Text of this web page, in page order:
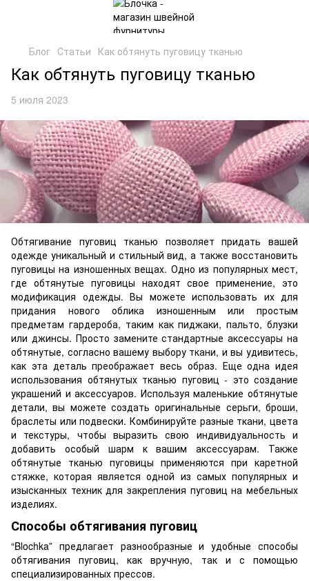
Блог Статьи Как обтянуть пуговицу тканью
Как обтянуть пуговицу тканью
5 июля 2023
Обтягивание пуговиц тканью позволяет придать вашей
одежде уникальный и стильный вид, а также восстановить
пуговицы на изношенных вещах. Одно из популярных мест,
где обтянутые пуговицы находят свое применение, это
модификация одежды. Вы можете использовать их для
придания нового облика изношенным или простым
предметам гардероба, таким как пиджаки, пальто, блузки
или джинсы. Просто замените стандартные аксессуары на
обтянутые, согласно вашему выбору ткани, и вы удивитесь,
как эта деталь преображает весь образ. Еще одна идея
использования обтянутых тканью пуговиц - это создание
украшений и аксессуаров. Используя маленькие обтянутые
детали, вы можете создать оригинальные серьги, броши,
браслеты или подвески. Комбинируйте разные ткани, цвета
и текстуры, чтобы выразить свою индивидуальность и
добавить особый шарм к вашим аксессуарам. Также
обтянутые тканью пуговицы применяются при каретной
стяжке, которая является одной из самых популярных и
изысканных техник для закрепления пуговиц на мебельных
изделиях.
Способы обтягивания пуговиц
“Blochka” предлагает разнообразные и удобные способы
обтягивания пуговиц, как вручную, так и с помощью
специализированных прессов.